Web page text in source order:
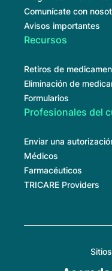
Comunícate con
Avisos importantes
Recursos
Retiros de
Eliminación de
Formularios
Profesionales del
Enviar una
Médicos
Farmacéuticos
TRICARE Providers